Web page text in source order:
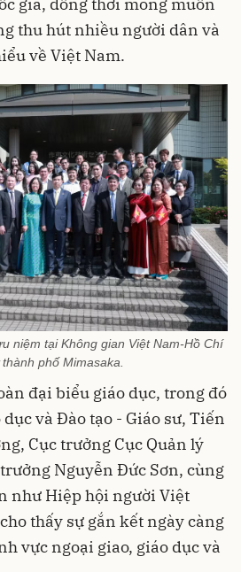
gia, đồng thời mong muốn
thu hút nhiều người dân và
về Việt Nam.
niệm tại Không gian Việt Nam-Hồ Chí
phố Mimasaka.
đại biểu giáo dục, trong đó
và Đào tạo - Giáo sư, Tiến
Cục trưởng Cục Quản lý
Nguyễn Đức Sơn, cùng
như Hiệp hội người Việt
thấy sự gắn kết ngày càng
vực ngoại giao, giáo dục và